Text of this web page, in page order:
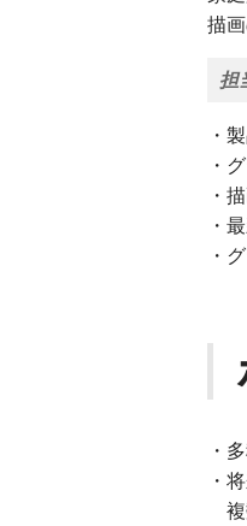
描
担
・
・
・
・
・
・
・
複